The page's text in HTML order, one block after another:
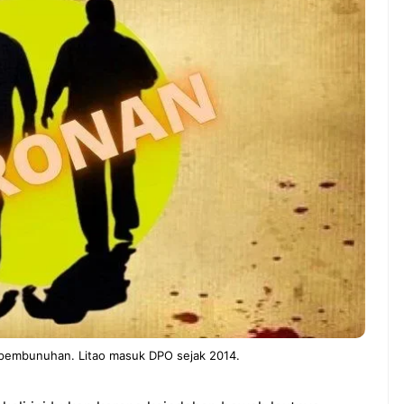
Litao masuk DPO sejak 2014.
TNG– Pernah gak sih
mulai ngerjain sesuatu cuma
iseng-iseng, eh ternyata malah
bisnis yang
...
Dari Iseng Jadi Cuan: Kisah
TUM_ATUL yang Ubah
Hampers Jadi Bisnis Kece
kenal dengan kelezatan
sakura ini memang sudah
Restora
Jepang
yang
Dicoba,
Bukan
Cuma
Sushi!